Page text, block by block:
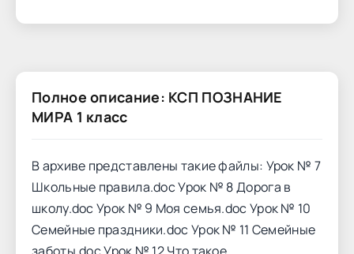
Полное описание: КСП ПОЗНАНИЕ
МИРА 1 класс
В архиве представлены такие файлы: Урок № 7
Школьные правила.doc Урок № 8 Дорога в
школу.doc Урок № 9 Моя семья.doc Урок № 10
Семейные праздники.doc Урок № 11 Семейные